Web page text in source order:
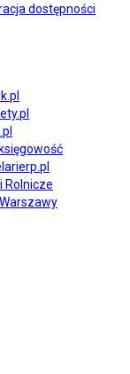
dostępności
Rolnicze